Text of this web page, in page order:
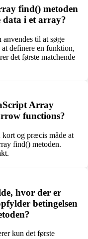
find() metoden
data i et array?
til at søge
definere en funktion,
det første matchende
Array
functions?
og præcis måde at
find() metoden.
hvor der er
betingelsen
kun det første